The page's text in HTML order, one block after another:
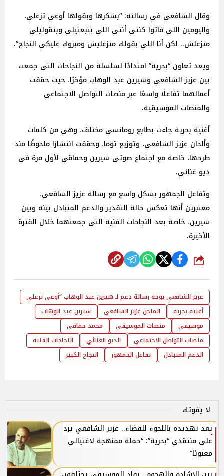
وقال الشافعي في رسالته: “بشكرها وبقولها أوعي تزعلي،
واليومين اللي فاتوا كنتي أنتي اللي بتبعتيلي وبتقوليلي
متزعلش.. لكن أنا اللي بقولك متزعليش ومبروك عليكي النجاح”.
ويعد تعاون “بحرية” امتدادًا لسلسلة من النجاحات التي جمعت
بين عزيز الشافعي وشيرين عبد الوهاب مؤخرًا، حيث حققت
أعمالهما تفاعلًا واسعًا عبر منصات التواصل الاجتماعي
والمنصات الموسيقية.
أغنية بحرية جاءت بطابع رومانسي مختلف، وهي من كلمات
وألحان عزيز الشافعي، وتوزيع توما، وحققت انتشارًا ملحوظًا منذ
طرحها، خاصة مع اجتماع صوتي شيرين وحماقي لأول مرة في
ديو غنائي.
وتفاعل الجمهور بشكل واسع مع رسالة عزيز الشافعي،
معتبرين أنها تعكس حالة التقدير والدعم المتبادل بينه وبين
شيرين، خاصة بعد النجاحات الفنية التي جمعتهما خلال الفترة
الأخيرة.
شارك
عزيز الشافعي يوجه رسالة دعم لـ شيرين عبد الوهاب “أوعي تزعلي
أغنية بحرية
الملحن عزيز الشافعي
شيرين عبد الوهاب
موسيقى
منصات الموسيقى
محمد حماقي
منصات التواصل الاجتماعي
الديو الغنائي
النجاحات الفنية
الدعم المتبادل
تفاعل الجمهور النجاح الكبير
لا يفوتك
بعد تهديده باللجوء للقضاء.. عزيز الشافعي يرد
على منتقدي “بحرية”: “حملة ممنهجة لاغتيالي
معنويًا”